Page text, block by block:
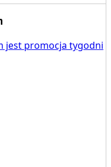
jest promocja tygodni